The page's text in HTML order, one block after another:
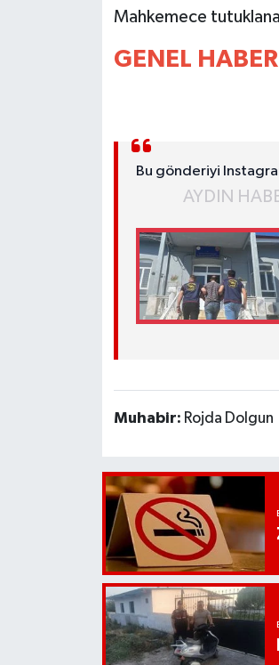
Mahkemece
GENEL
Bu gönderiyi
AYDIN
Muhabir: Rojda Dolgun